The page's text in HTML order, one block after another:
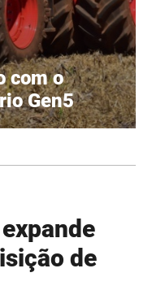
com o
Gen5
de